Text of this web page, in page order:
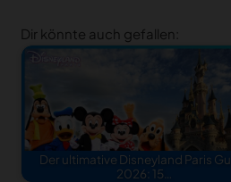
Dir könnte auch gefallen:
Der ultimative Disneyland Paris
2026: 15…